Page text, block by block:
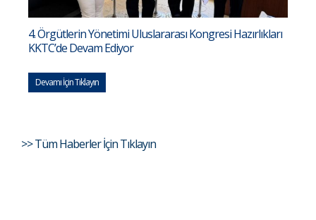
4. Örgütlerin Yönetimi Uluslararası Kongresi Hazırlıkları
KKTC’de Devam Ediyor
Devamı İçin Tıklayın
>> Tüm Haberler İçin Tıklayın